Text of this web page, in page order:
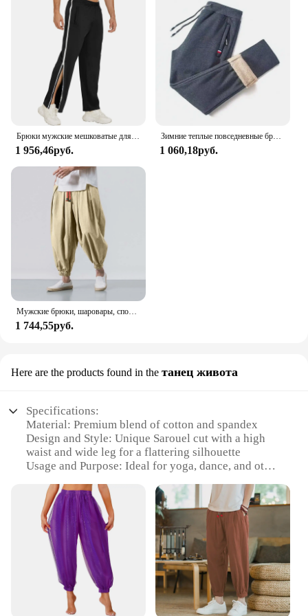
Брюки мужские мешковатые для баскетбола, спортивная одежда для тренажерного зала, спортивный костюм, роскошные джоггеры, летние штаны большого размера y2k
1 956,46руб.
Зимние теплые повседневные брюки из овечьей шерсти, мужские спортивные штаны для фитнеса и бега, мужские однотонные брюки на шнурке, флисовые прямые брюки M-5Xl
1 060,18руб.
Мужские брюки, шаровары, спортивная одежда, одежда для спортзала, спецодежда, спортивный костюм, роскошные мешковатые джоггеры, прямые брюки Y2k, летние брюки большого размера
1 744,55руб.
Here are the products found in the танец живота
Specifications:
Material: Premium blend of cotton and spandex
Design and Style: Unique Sarouel cut with a high
waist and wide leg for a flattering silhouette
Usage and Purpose: Ideal for yoga, dance, and other
Performance and Property: Moisture-wicking,
breathable fabric ensures comfort during intense
workouts
Shape or Size or Weight or Quantity: Available in a
range of sizes to fit diverse body types
Applicable People: Suitable for both men and
women seeking versatile and functional athletic